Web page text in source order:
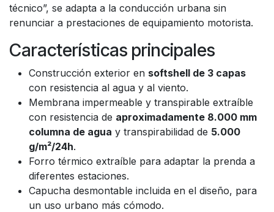
técnico”, se adapta a la conducción urbana sin
renunciar a prestaciones de equipamiento motorista.
Características principales
Construcción exterior en softshell de 3 capas
con resistencia al agua y al viento.
Membrana impermeable y transpirable extraíble
con resistencia de aproximadamente 8.000 mm
columna de agua y transpirabilidad de 5.000
g/m²/24h.
Forro térmico extraíble para adaptar la prenda a
diferentes estaciones.
Capucha desmontable incluida en el diseño, para
un uso urbano más cómodo.